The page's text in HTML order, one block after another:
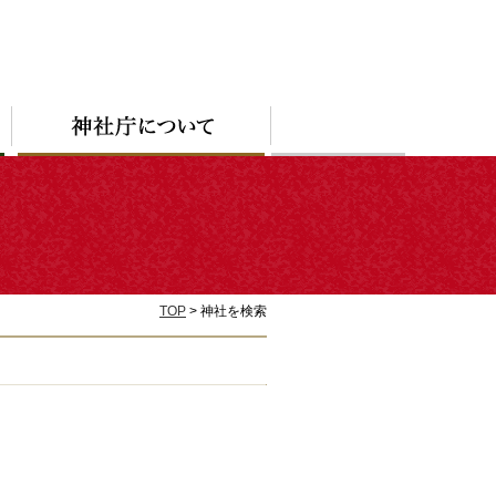
TOP > 神社を検索